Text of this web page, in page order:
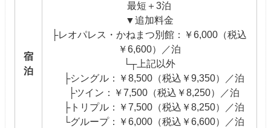
宿
泊
最短＋3泊
▼追加料金
├レオパレス・かねまつ別館：￥6,000（税込
￥6,600）／泊
└┬上記以外
├シングル：￥8,500（税込￥9,350）／泊
├ツイン：￥7,500（税込￥8,250）／泊
├トリプル：￥7,500（税込￥8,250）／泊
└グループ：￥6,000（税込￥6,600）／泊